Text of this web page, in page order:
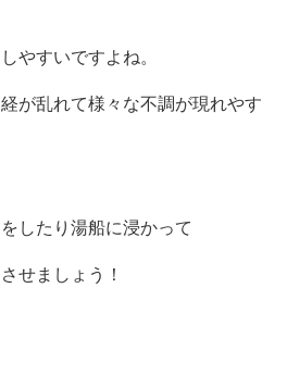
やすいですよね。
が乱れて様々な不調が現れやす
したり湯船に浸かって
せましょう！